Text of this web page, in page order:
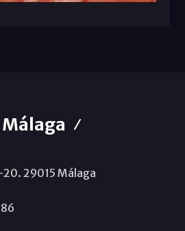
29015 Málaga